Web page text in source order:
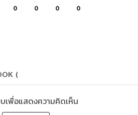
0 0 0 0
(
บเพื่อแสดงความคิดเห็น